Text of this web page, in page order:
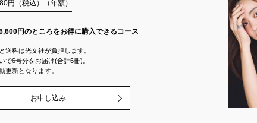
円（税込）（年額）
円のところをお得に購入できるコース
送料は光文社が負担します。
で6号分をお届け(合計6冊)。
更新となります。
お申し込み